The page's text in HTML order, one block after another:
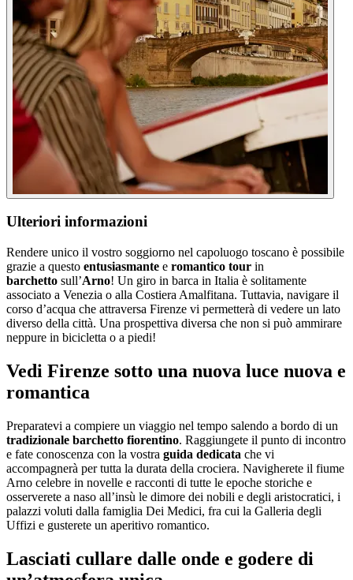
Ulteriori informazioni
Rendere unico il vostro soggiorno nel capoluogo toscano è possibile
grazie a questo entusiasmante e romantico tour in
barchetto sull’Arno! Un giro in barca in Italia è solitamente
associato a Venezia o alla Costiera Amalfitana. Tuttavia, navigare il
corso d’acqua che attraversa Firenze vi permetterà di vedere un lato
diverso della città. Una prospettiva diversa che non si può ammirare
neppure in bicicletta o a piedi!
Vedi Firenze sotto una nuova luce nuova e
romantica
Preparatevi a compiere un viaggio nel tempo salendo a bordo di un
tradizionale barchetto fiorentino. Raggiungete il punto di incontro
e fate conoscenza con la vostra guida dedicata che vi
accompagnerà per tutta la durata della crociera. Navigherete il fiume
Arno celebre in novelle e racconti di tutte le epoche storiche e
osserverete a naso all’insù le dimore dei nobili e degli aristocratici, i
palazzi voluti dalla famiglia Dei Medici, fra cui la Galleria degli
Uffizi e gusterete un aperitivo romantico.
Lasciati cullare dalle onde e godere di